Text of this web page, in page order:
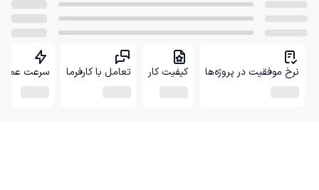
نرخ موفقیت در پروژه‌ها کیفیت کار تعامل با کارفرما سرعت عمل